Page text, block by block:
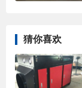
猜你喜欢